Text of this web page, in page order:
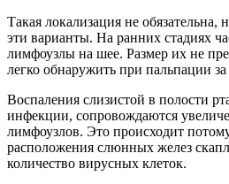
Такая локализация не обязательна,
эти варианты. На ранних стадиях
лимфоузлы на шее. Размер их не
легко обнаружить при пальпации
Воспаления слизистой в полости
инфекции, сопровождаются
лимфоузлов. Это происходит
расположения слюнных желез
количество вирусных клеток.